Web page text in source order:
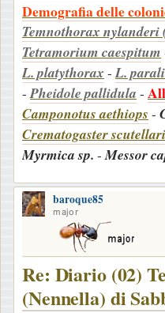
Demografia delle
Temnothorax nylanderi
Tetramorium caespitum
L. platythorax -L.
-Pheidole pallidula -
Camponotus aethiops -
Crematogaster
Myrmica sp. -Messor
baroque85
major
Re: Diario (02)
(Nennella) di